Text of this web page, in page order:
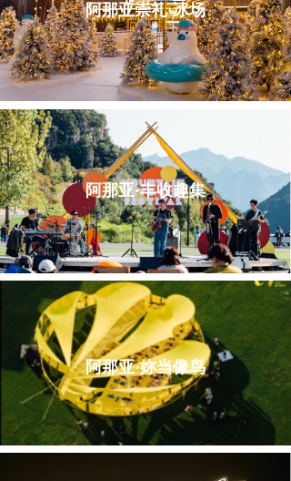
阿那亚崇礼·冰场
阿那亚·丰收趣集
阿那亚·妳当像鸟